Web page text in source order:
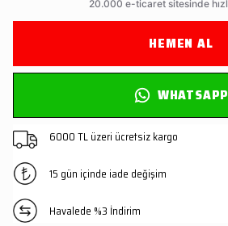
HEMEN AL
WHATSAPP
6000 TL üzeri ücretsiz kargo
15 gün içinde iade değişim
Havalede %3 İndirim